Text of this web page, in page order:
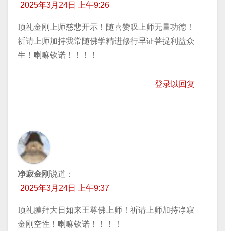
2025年3月24日 上午9:26
顶礼金刚上师慈悲开示！随喜赞叹上师无量功德！
祈请上师加持我常随佛学精进修行早证菩提利益众
生！喇嘛钦诺！！！！
登录以回复
净寂金刚说道：
2025年3月24日 上午9:37
顶礼膜拜大日如来王尊佛上师！祈请上师加持净寂
金刚空性！喇嘛钦诺！！！！